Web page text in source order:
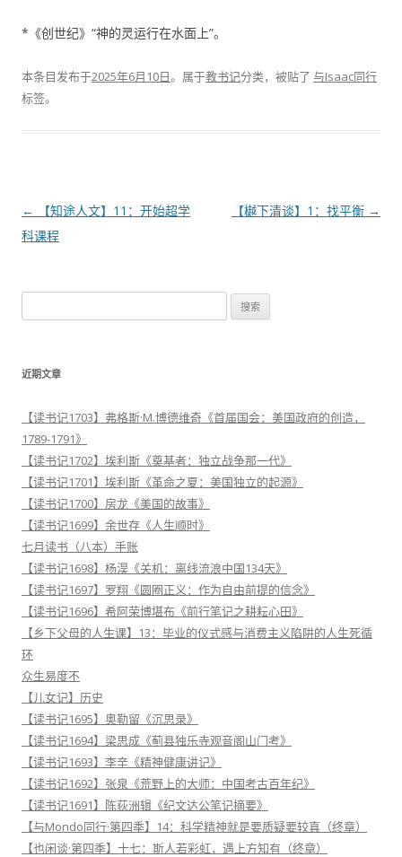
*《创世纪》“神的灵运行在水面上”。
本条目发布于2025年6月10日。属于教书记分类，被贴了 与Isaac同行
标签。
文
章
←
【知途人文】11：开始超学
科课程
【樾下清谈】1：找平衡 →
索
近期文章
【读书记1703】弗格斯·M.博德维奇《首届国会：美国政府的创造，
1789-1791》
【读书记1702】埃利斯《奠基者：独立战争那一代》
【读书记1701】埃利斯《革命之夏：美国独立的起源》
【读书记1700】房龙《美国的故事》
【读书记1699】余世存《人生顺时》
七月读书（八本）手账
【读书记1698】杨淏《关机：离线流浪中国134天》
【读书记1697】罗翔《圆圈正义：作为自由前提的信念》
【读书记1696】希阿荣博堪布《前行笔记之耕耘心田》
【乡下父母的人生课】13：毕业的仪式感与消费主义陷阱的人生死循
环
众生易度不
【儿女记】历史
【读书记1695】奥勒留《沉思录》
【读书记1694】梁思成《蓟县独乐寺观音阁山门考》
【读书记1693】李辛《精神健康讲记》
【读书记1692】张泉《荒野上的大师：中国考古百年纪》
【读书记1691】陈荻洲辑《纪文达公笔记摘要》
【与Mondo同行·第四季】14：科学精神就是要质疑要较真（终章）
【也闲谈·第四季】十七：斯人若彩虹，遇上方知有（终章）